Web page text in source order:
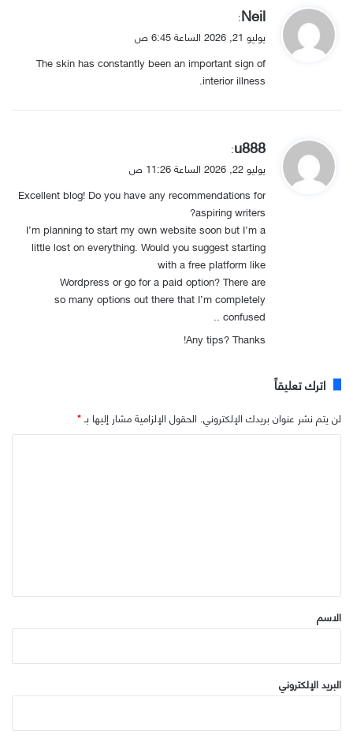
ي
و
ل
Neil
:
يوليو 21, 2026 الساعة 6:45 ص
The skin has constantly been an important sign of
interior illness.
ي
و
ل
u888
:
يوليو 22, 2026 الساعة 11:26 ص
Excellent blog! Do you have any recommendations for
aspiring writers?
I’m planning to start my own website soon but I’m a
little lost on everything. Would you suggest starting
with a free platform like
Wordpress or go for a paid option? There are
so many options out there that I’m completely
confused ..
Any tips? Thanks!
اترك تعليقاً
لن يتم نشر عنوان بريدك الإلكتروني. الحقول الإلزامية مشار إليها بـ*
*
الاسم
البريد الإلكتروني